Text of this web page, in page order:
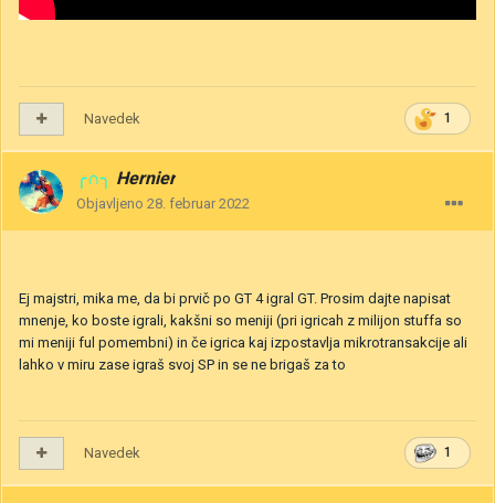
1
Navedek
╭∩╮ Hernier
Objavljeno 28. februar 2022
Ej majstri, mika me, da bi prvič po GT 4 igral GT. Prosim dajte napisat
mnenje, ko boste igrali, kakšni so meniji (pri igricah z milijon stuffa so
mi meniji ful pomembni) in če igrica kaj izpostavlja mikrotransakcije ali
lahko v miru zase igraš svoj SP in se ne brigaš za to
1
Navedek